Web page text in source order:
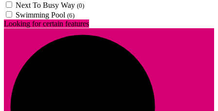
Next To Busy Way (0)
Swimming Pool (6)
Looking for certain features